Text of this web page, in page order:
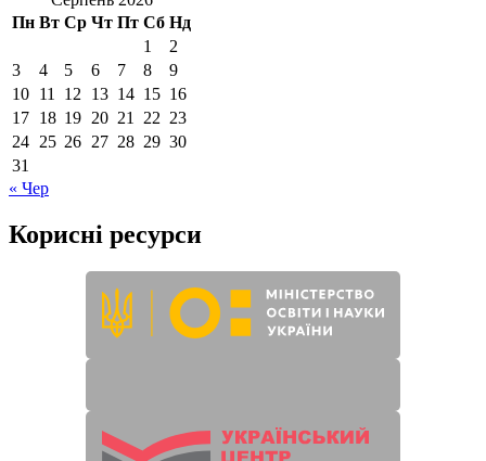
Пн Вт Ср Чт Пт Сб Нд
1
2
3
4 5 6 7 8
9
10 11 12 13 14 15 16
17 18 19 20 21 22 23
24 25 26 27 28 29 30
31
« Чер
Корисні ресурси